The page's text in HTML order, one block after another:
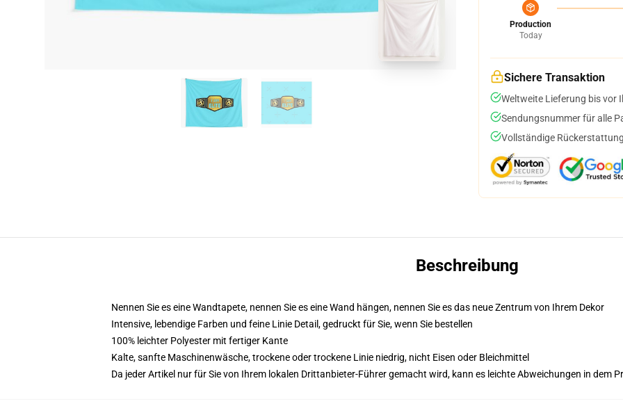
Production
Today
Sichere Transaktion
Weltweite Lieferung bis vor
Sendungsnummer für alle
Vollständige
Beschreibung
Nennen Sie es eine Wandtapete, nennen Sie es eine Wand hängen, nennen Sie es das neue Zentrum von Ihrem Dekor
Intensive, lebendige Farben und feine Linie Detail, gedruckt für Sie, wenn Sie bestellen
100% leichter Polyester mit fertiger Kante
Kalte, sanfte Maschinenwäsche, trockene oder trockene Linie niedrig, nicht Eisen oder Bleichmittel
Da jeder Artikel nur für Sie von Ihrem lokalen Drittanbieter-Führer gemacht wird, kann es leichte Abweichungen in dem